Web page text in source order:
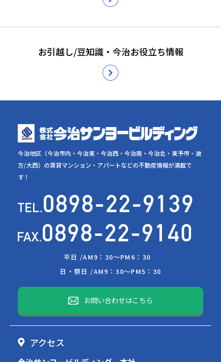
お引越し/豆知識・今治お役立ち情報
今治地区（今治市内・今治東・今治西・今治南・今治北・東予市・波
方/大西）の賃貸マンション・アパートなどの不動産情報が満載で
す！
平日 /AM9：30～PM6：30
日・祭日 /AM9：30～PM5：30
お問い合わせはこちら
アクセス